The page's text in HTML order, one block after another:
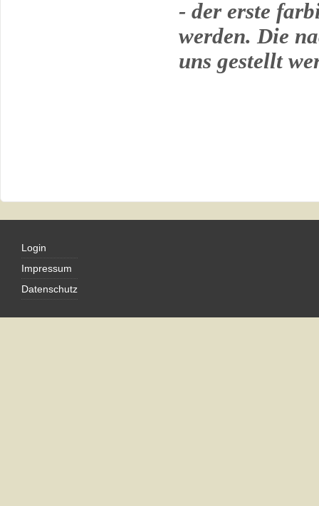
- der erste
werden. Die
uns gestellt
Login
Impressum
Datenschutz